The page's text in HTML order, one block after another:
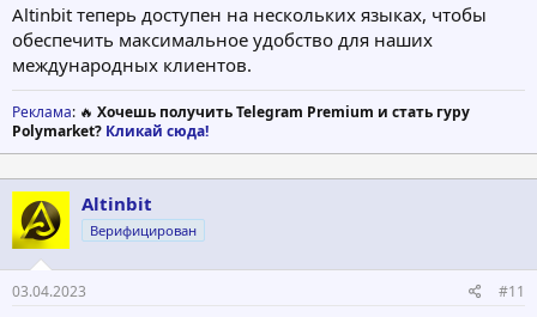
Altinbit теперь доступен на нескольких языках, чтобы
обеспечить максимальное удобство для наших
международных клиентов.
Реклама: 🔥 Хочешь получить Telegram Premium и стать гуру
Polymarket? Кликай сюда!
Altinbit
Верифицирован
03.04.2023 #11